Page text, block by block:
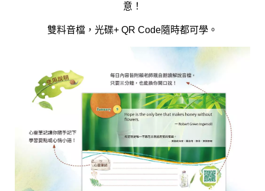
意！
雙料音檔，光碟+ QR Code隨時都可學。